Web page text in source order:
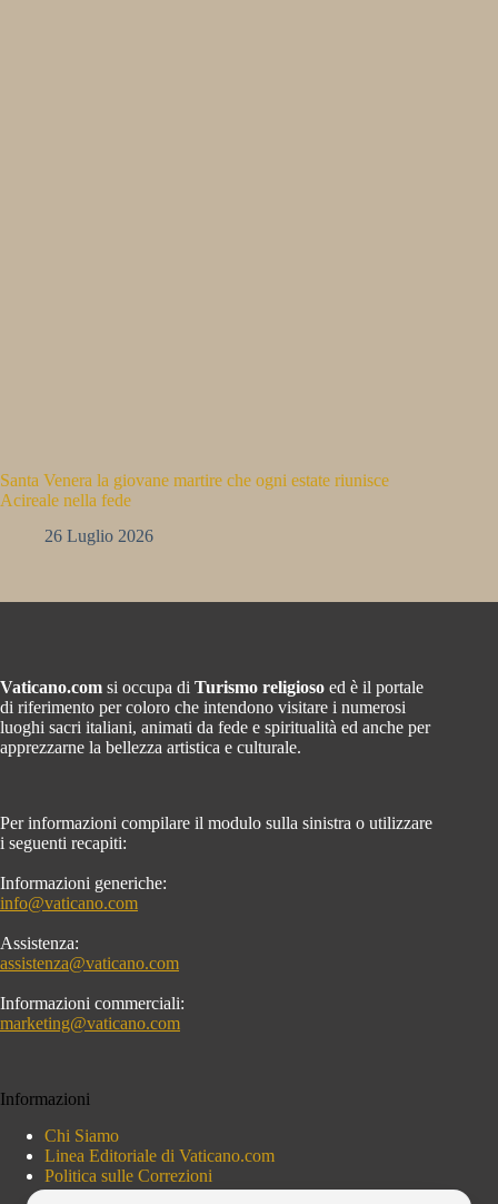
Santa Venera la giovane martire che ogni estate riunisce
Acireale nella fede
26 Luglio 2026
Vaticano.com si occupa di Turismo religioso ed è il portale
di riferimento per coloro che intendono visitare i numerosi
luoghi sacri italiani, animati da fede e spiritualità ed anche per
apprezzarne la bellezza artistica e culturale.
Per informazioni compilare il modulo sulla sinistra o utilizzare
i seguenti recapiti:
Informazioni generiche:
info@vaticano.com
Assistenza:
assistenza@vaticano.com
Informazioni commerciali:
marketing@vaticano.com
Informazioni
Chi Siamo
Linea Editoriale di Vaticano.com
Politica sulle Correzioni